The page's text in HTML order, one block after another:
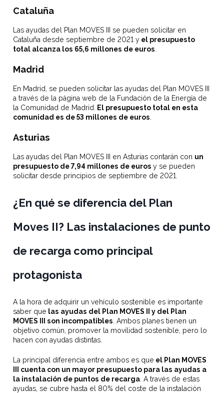
Cataluña
Las ayudas del Plan MOVES III se pueden solicitar en
Cataluña desde septiembre de 2021 y el presupuesto
total alcanza los 65,6 millones de euros
Madrid
En Madrid, se pueden solicitar las ayudas del Plan MOVES III
a través de la página web de la Fundación de la Energía de
la Comunidad de Madrid.
El presupuesto total en esta
comunidad es de 53 millones de euros
Asturias
Las ayudas del Plan MOVES III en Asturias contarán con un
presupuesto de 7,94 millones de eurosy se pueden
solicitar desde principios de septiembre de 2021.
¿En qué se diferencia del Plan
Moves II? Las instalaciones de punto
de recarga como principal
protagonista
A la hora de adquirir un vehículo sostenible es importante
saber que las ayudas del Plan MOVES II y del Plan
MOVES III son incompatibles . Ambos planes tienen un
objetivo común, promover la movilidad sostenible, pero lo
hacen con ayudas distintas.
La principal diferencia entre ambos es que el Plan MOVES
III cuenta con un mayor presupuesto para las ayudas a
la instalación de puntos de recarga . A través de estas
ayudas, se cubre hasta el 80% del coste de la instalación